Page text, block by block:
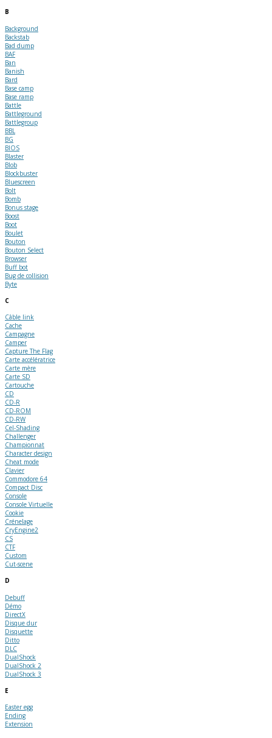
B
Background
Backstab
Bad dump
BAF
Ban
Banish
Bard
Base camp
Base ramp
Battle
Battleground
Battlegroup
BBL
BG
BIOS
Blaster
Blob
Blockbuster
Bluescreen
Bolt
Bomb
Bonus stage
Boost
Boot
Boulet
Bouton
Bouton Select
Browser
Buff bot
Bug de collision
Byte
C
Câble link
Cache
Campagne
Camper
Capture The Flag
Carte accélératrice
Carte mère
Carte SD
Cartouche
CD
CD-R
CD-ROM
CD-RW
Cel-Shading
Challenger
Championnat
Character design
Cheat mode
Clavier
Commodore 64
Compact Disc
Console
Console Virtuelle
Cookie
Crénelage
CryEngine2
CS
CTF
Custom
Cut-scene
D
Debuff
Démo
DirectX
Disque dur
Disquette
Ditto
DLC
DualShock
DualShock 2
DualShock 3
E
Easter egg
Ending
Extension